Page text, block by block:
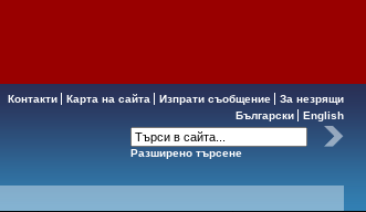
Контакти Карта на сайта Изпрати съобщение
За незрящи
Български
English
Разширено търсене